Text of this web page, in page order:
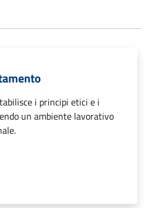
i principi etici e i
un ambiente lavorativo